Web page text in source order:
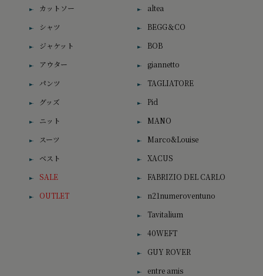
カットソー
シャツ
ジャケット
アウター
パンツ
グッズ
ニット
スーツ
ベスト
SALE
OUTLET
altea
BEGG＆CO
BOB
giannetto
TAGLIATORE
Pid
MANO
Marco&Louise
XACUS
FABRIZIO DEL CARLO
n21numeroventuno
Tavitalium
40WEFT
GUY ROVER
entre amis